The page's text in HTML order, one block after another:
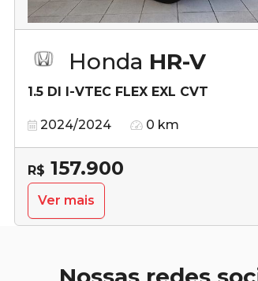
Honda HR-V
1.5 DI I-VTEC FLEX EXL CVT
2024/2024 0 km
R$ 157.900
Ver mais